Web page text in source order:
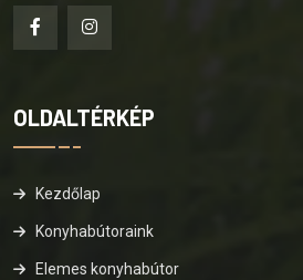
OLDALTÉRKÉP
Kezdőlap
Konyhabútoraink
Elemes konyhabútor